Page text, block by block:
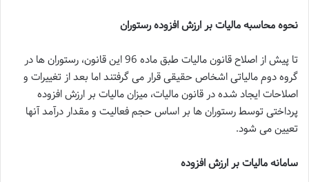
نحوه محاسبه مالیات بر ارزش افزوده رستوران
تا پیش از اصلاح قانون مالیات طبق ماده 96 این قانون، رستوران ها در
گروه دوم مالیاتی اشخاص حقیقی قرار می گرفتند اما بعد از تغییرات و
اصلاحات ایجاد شده در قانون مالیات، میزان مالیات بر ارزش افزوده
پرداختی توسط رستوران ها بر اساس حجم فعالیت و مقدار درآمد آنها
تعیین می شود.
سامانه مالیات بر ارزش افزوده